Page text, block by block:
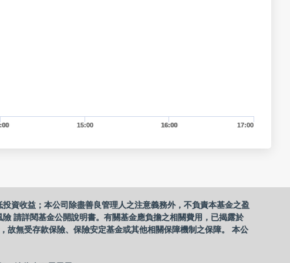
15:00 16:00 17:00
資收益；本公司除盡善良管理人之注意義務外，不負責本基金之盈
請詳閱基金公開說明書。有關基金應負擔之相關費用，已揭露於
故無受存款保險、保險安定基金或其他相關保障機制之保障。 本公